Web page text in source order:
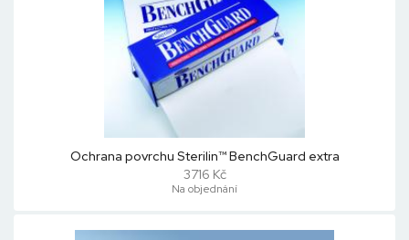
Ochrana povrchu Sterilin™ BenchGuard extra
3716 Kč
Na objednání